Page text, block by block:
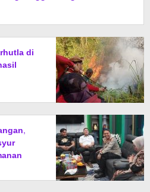
di